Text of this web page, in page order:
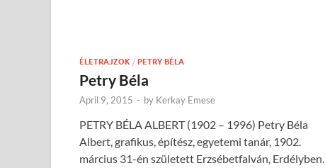
ÉLETRAJZOK / PETRY BÉLA
Petry Béla
April 9, 2015 - by Kerkay Emese
PETRY BÉLA ALBERT (1902 – 1996) Petry Béla
Albert, grafikus, építész, egyetemi tanár, 1902.
március 31-én született Erzsébetfalván, Erdélyben.